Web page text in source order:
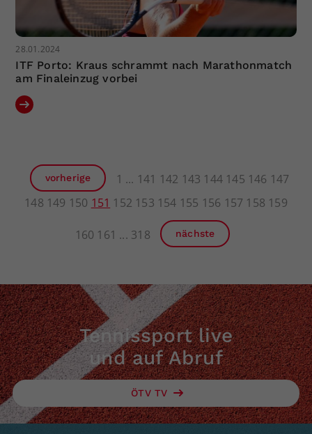
28.01.2024
ITF Porto: Kraus schrammt nach Marathonmatch
am Finaleinzug vorbei
vorherige 1 141 142 143 144 145 146 147
148 149 150 151 152 153 154 155 156 157 158 159
160 161 318 nächste
Tennissport live
und auf Abruf
ÖTV TV